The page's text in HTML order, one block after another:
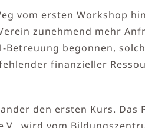
vom ersten Workshop
zunehmend mehr
begonnen,
finanzieller
den ersten Kurs. Das